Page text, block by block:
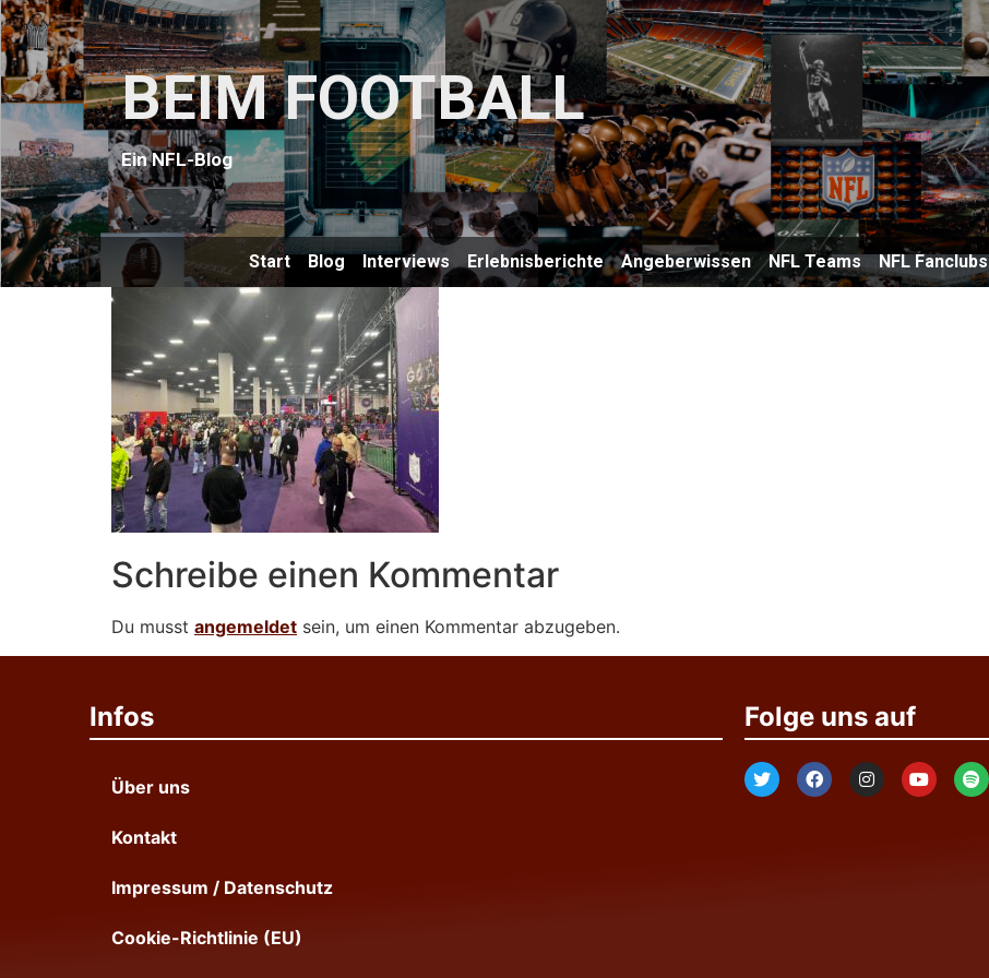
BEIM FOOTBALL
Ein NFL-Blog
Start Blog Interviews Erlebnisberichte Angeberwissen NFL Teams NFL Fanclubs
Schreibe einen Kommentar
Du musst angemeldet sein, um einen Kommentar abzugeben.
Infos
Über uns
Kontakt
Impressum / Datenschutz
Cookie-Richtlinie (EU)
Folge uns auf